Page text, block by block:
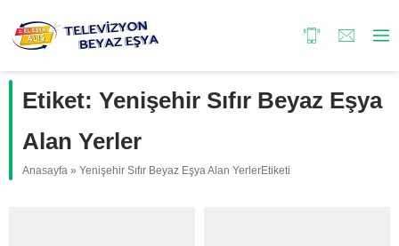
Etiket: Yenişehir Sıfır Beyaz Eşya
Alan Yerler
Anasayfa » Yenişehir Sıfır Beyaz Eşya Alan YerlerEtiketi